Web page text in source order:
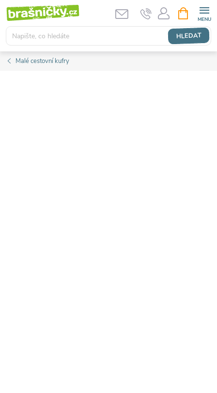
Přejít
obsah
HLEDAT
NÁKUPNÍ
KOŠÍK
Malé cestovní kufry